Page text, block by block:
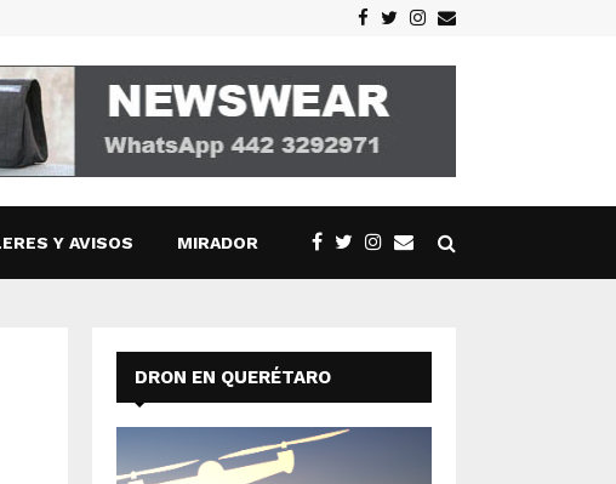
Facebook
TwitterInstagram
Email
Y AVISOS MIRADOR
DRON EN QUERÉTARO